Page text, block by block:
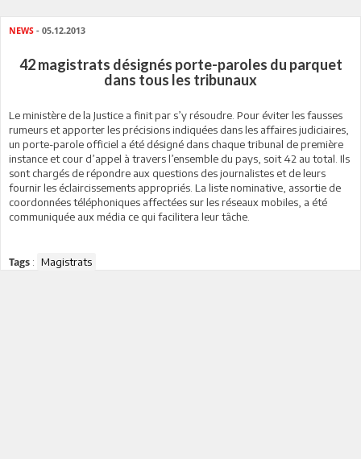
NEWS - 05.12.2013
42 magistrats désignés porte-paroles du parquet
dans tous les tribunaux
Le ministère de la Justice a finit par s’y résoudre. Pour éviter les fausses
rumeurs et apporter les précisions indiquées dans les affaires judiciaires,
un porte-parole officiel a été désigné dans chaque tribunal de première
instance et cour d’appel à travers l’ensemble du pays, soit 42 au total. Ils
sont chargés de répondre aux questions des journalistes et de leurs
fournir les éclaircissements appropriés. La liste nominative, assortie de
coordonnées téléphoniques affectées sur les réseaux mobiles, a été
communiquée aux média ce qui facilitera leur tâche.
Tags : Magistrats